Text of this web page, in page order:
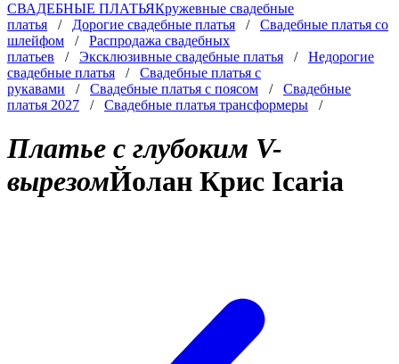
СВАДЕБНЫЕ ПЛАТЬЯКружевные свадебные
платья / Дорогие свадебные платья / Свадебные платья со
шлейфом / Распродажа свадебных
платьев / Эксклюзивные свадебные платья / Недорогие
свадебные платья / Свадебные платья с
рукавами / Свадебные платья с поясом / Свадебные
платья 2027 / Свадебные платья трансформеры /
Платье с глубоким V-
вырезомЙолан Крис Icaria